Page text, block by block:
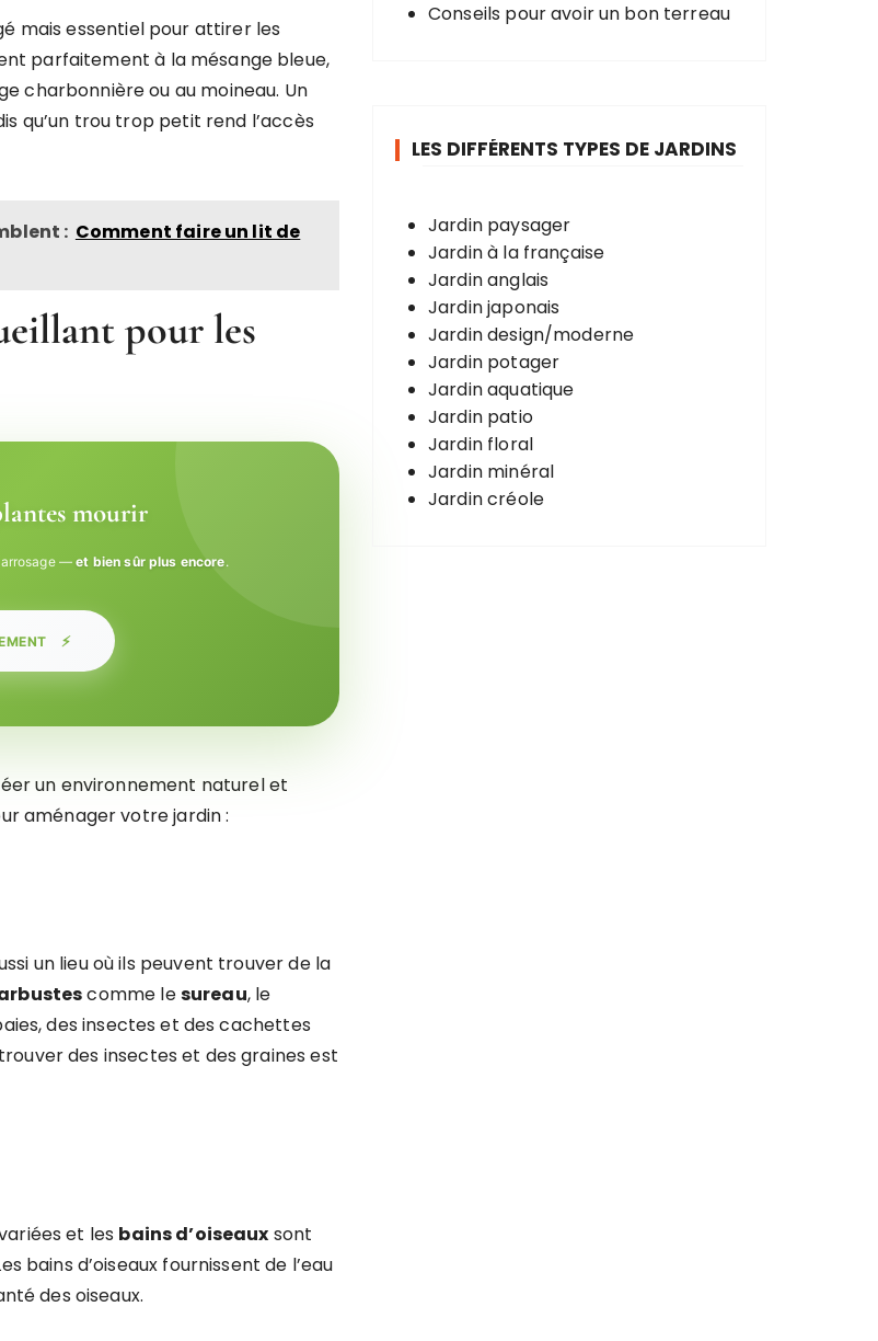
mais essentiel pour attirer les
parfaitement à la mésange bleue,
charbonnière ou au moineau. Un
qu’un trou trop petit rend l’accès
: Comment faire un lit de
pour les
mourir
—et bien sûr plus encore.
⚡
un environnement naturel et
aménager votre jardin :
un lieu où ils peuvent trouver de la
comme lesureau, le
des insectes et des cachettes
des insectes et des graines est
et les bains d’oiseaux sont
bains d’oiseaux fournissent de l’eau
des oiseaux.
Conseils pour avoir un bon terreau
LES DIFFÉRENTS TYPES DE JARDINS
Jardin paysager
Jardin à la française
Jardin anglais
Jardin japonais
Jardin design/moderne
Jardin potager
Jardin aquatique
Jardin patio
Jardin floral
Jardin minéral
Jardin créole